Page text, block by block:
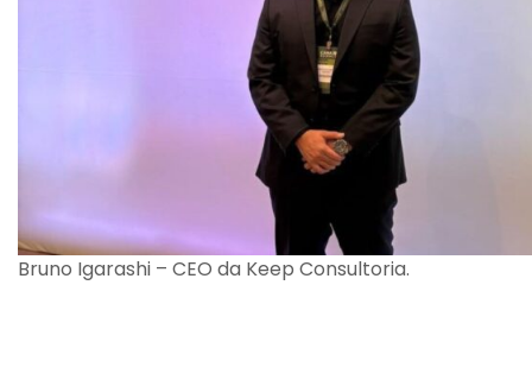
Bruno Igarashi – CEO da Keep Consultoria.